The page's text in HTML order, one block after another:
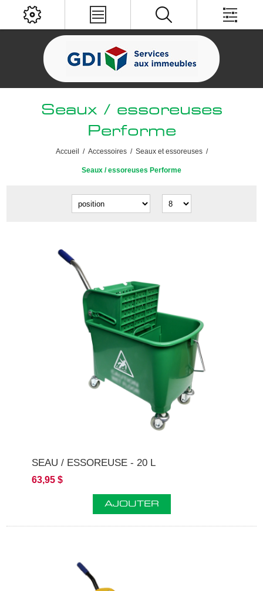
Seaux / essoreuses
Performe
Accueil / Accessoires / Seaux et essoreuses /
Seaux / essoreuses Performe
SEAU / ESSOREUSE - 20 L
63,95 $
AJOUTER